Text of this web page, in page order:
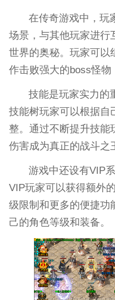
在传奇游戏中，玩
场景，与其他玩家进行
世界的奥秘。玩家可以
作击败强大的boss怪物
技能是玩家实力的
技能树玩家可以根据自
整。通过不断提升技能
伤害成为真正的战斗之
游戏中还设有VIP
VIP玩家可以获得额外
级限制和更多的便捷功
己的角色等级和装备。